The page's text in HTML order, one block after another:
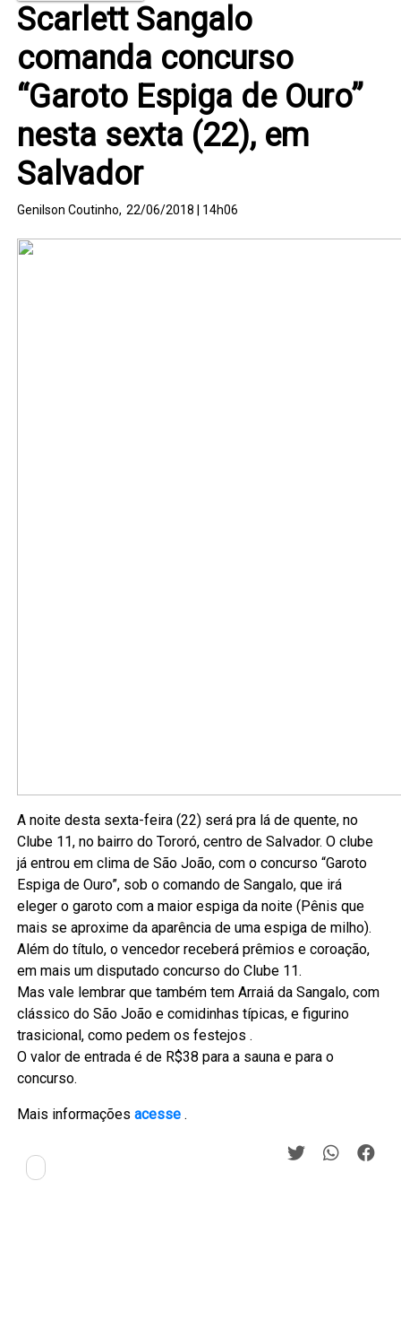
Scarlett Sangalo
comanda concurso
“Garoto Espiga de Ouro”
nesta sexta (22), em
Salvador
Genilson Coutinho, 22/06/2018 | 14h06
A noite desta sexta-feira (22) será pra lá de quente, no
Clube 11, no bairro do Tororó, centro de Salvador. O clube
já entrou em clima de São João, com o concurso “Garoto
Espiga de Ouro”, sob o comando de Sangalo, que irá
eleger o garoto com a maior espiga da noite (Pênis que
mais se aproxime da aparência de uma espiga de milho).
Além do título, o vencedor receberá prêmios e coroação,
em mais um disputado concurso do Clube 11.
Mas vale lembrar que também tem Arraiá da Sangalo, com
clássico do São João e comidinhas típicas, e figurino
trasicional, como pedem os festejos .
O valor de entrada é de R$38 para a sauna e para o
concurso.
Mais informaçõesacesse .